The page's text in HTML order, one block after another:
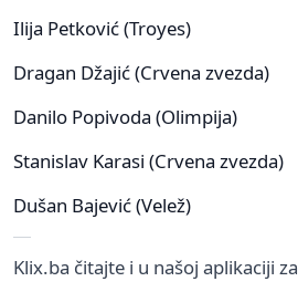
Ilija Petković (Troyes)
Dragan Džajić (Crvena zvezda)
Danilo Popivoda (Olimpija)
Stanislav Karasi (Crvena zvezda)
Dušan Bajević (Velež)
Klix.ba čitajte i u našoj aplikaciji za